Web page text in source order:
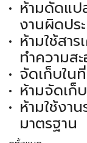
ห้ามดัดแป
งานผิดปร
ห้ามใช้สา
ทำความส
จัดเก็บใน
ห้ามจัดเก็
ห้ามใช้งา
มาตรฐาน